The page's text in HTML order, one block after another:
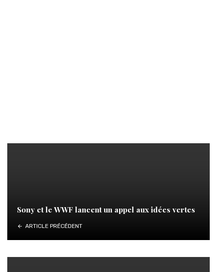
Sony et le WWF lancent un appel aux idées vertes
ARTICLE PRÉCÉDENT